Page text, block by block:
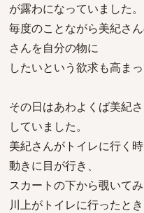
が露わになっていました。
毎度のことながら美紀さ
さんを自分の物に
したいという欲求も高まっ
その日はあわよくば美紀
していました。
美紀さんがトイレに行く
動きに目が行き、
スカートの下から覗いて
川上がトイレに行ったと